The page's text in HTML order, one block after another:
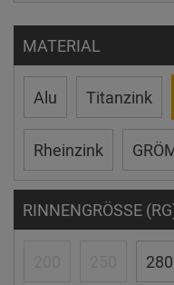
MATERIAL
Alu Titanzink
Rheinzink
RINNENGRÖSSE (RG)
280